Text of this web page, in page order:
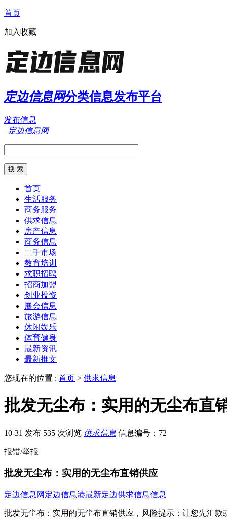
首页
加入收藏
定边信息网分类信息发布平台
发布信息
定边信息网
首页
生活服务
商务服务
供求信息
房产信息
商务信息
二手市场
教育培训
求职招聘
招商加盟
创业投资
展会信息
旅游信息
休闲娱乐
体育健身
最新资讯
最新推文
您现在的位置 : 首页 > 供求信息
批发无尘布：实用的无尘布直
10-31 发布 535 次浏览 供求信息 信息编号：72
报错/举报
批发无尘布：实用的无尘布直销供应
定边信息网 定边信息港最新定边供求信息信息
批发无尘布：实用的无尘布直销供应，风险提示：让您先汇